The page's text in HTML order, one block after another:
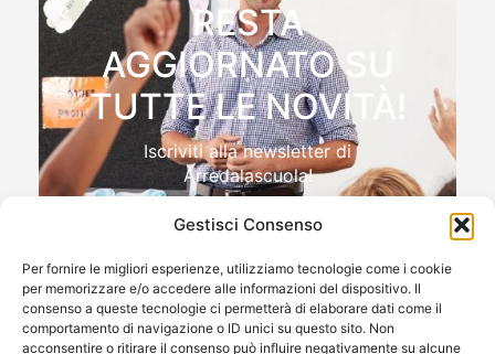
Gestisci Consenso
Per fornire le migliori esperienze, utilizziamo tecnologie come i cookie
per memorizzare e/o accedere alle informazioni del dispositivo. Il
consenso a queste tecnologie ci permetterà di elaborare dati come il
comportamento di navigazione o ID unici su questo sito. Non
acconsentire o ritirare il consenso può influire negativamente su alcune
RESTA
AGGIORNATO SU
TUTTE LE NOVITÀ!
Iscriviti alla newsletter di
Arredalascuola!
Autorizzo il trattamento dei miei dati personali , ai sensi
e per gli effetti del Reg.to UE 2016/679 (GDPR)